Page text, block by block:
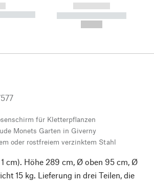
--------
------------
----------- -----------
für Kletterpflanzen
Monets Garten in Giverny
oder rostfreiem verzinktem Stahl
cm). Höhe 289 cm, Ø oben 95 cm, Ø
15 kg. Lieferung in drei Teilen, die